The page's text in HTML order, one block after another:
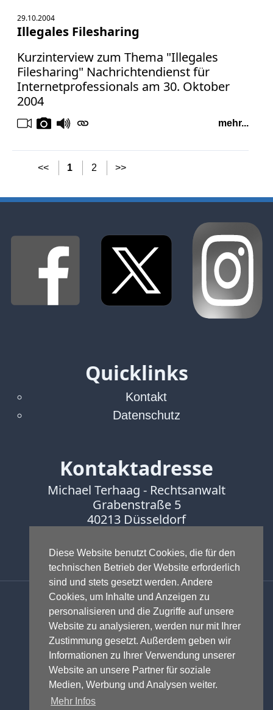
Diese Website benutzt Cookies, die für den
technischen Betrieb der Website erforderlich
sind und stets gesetzt werden. Andere
Cookies, um Inhalte und Anzeigen zu
personalisieren und die Zugriffe auf unsere
Website zu analysieren, werden nur mit Ihrer
Zustimmung gesetzt. Außerdem geben wir
Informationen zu Ihrer Verwendung unserer
Website an unsere Partner für soziale
Medien, Werbung und Analysen weiter.
Mehr Infos
29.10.2004
Illegales Filesharing
Kurzinterview zum Thema "Illegales
Filesharing" Nachrichtendienst für
Internetprofessionals am 30. Oktober
2004
mehr...
<< 1 2 >>
Quicklinks
Kontakt
Datenschutz
Kontaktadresse
Michael Terhaag - Rechtsanwalt
Grabenstraße 5
40213 Düsseldorf
Fax:0211-16888601
Anwalt - Rechtsanwalt - Fachanwalt
für Gewerblichen Rechtsschutz -
Fachanwalt für IT-Recht -
Markenrecht,Wettbewerbsrecht,
Urheberrecht,IT-Recht und
Onlinerecht,E-Commerce,
Designrecht ,Medienrecht &
Presserecht